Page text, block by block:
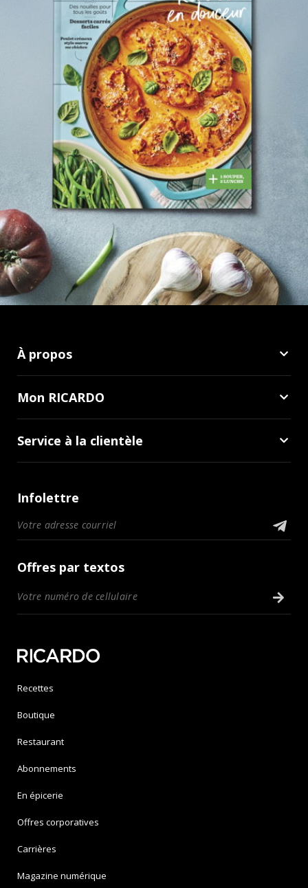
À propos
Mon RICARDO
Service à la clientèle
Infolettre
Offres par textos
Recettes
Boutique
Restaurant
Abonnements
En épicerie
Offres corporatives
Carrières
Magazine numérique